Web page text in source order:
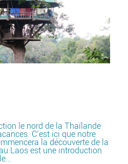
le nord de la Thaïlande
C’est ici que notre
la découverte de la
Laos est une introduction